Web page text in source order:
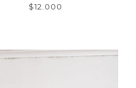
$12.000